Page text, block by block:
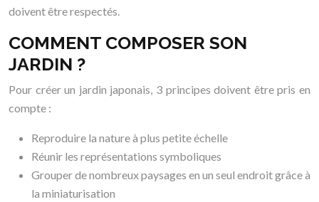
doivent être respectés.
COMMENT COMPOSER SON
JARDIN ?
Pour créer un jardin japonais, 3 principes doivent être pris en
compte :
Reproduire la nature à plus petite échelle
Réunir les représentations symboliques
Grouper de nombreux paysages en un seul endroit grâce à
la miniaturisation